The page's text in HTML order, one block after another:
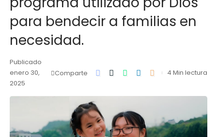
para bendecir a familias en
necesidad.
Publicado
enero 30,
2025
Comparte 4 Min lectura